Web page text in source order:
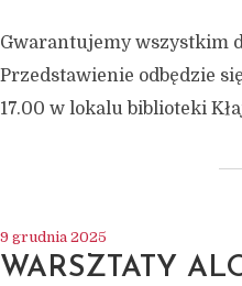
Gwarantujemy wszystkim
Przedstawienie odbędzie
17.00 w lokalu biblioteki
9 grudnia 2025
WARSZTATY